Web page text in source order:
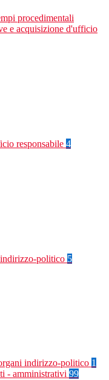
procedimentali
e acquisizione d'ufficio
responsabile 4
politico 5
indirizzo-politico 1
- amministrativi 99